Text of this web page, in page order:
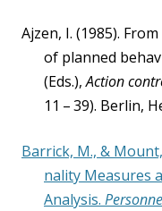
Ajzen, I. (1985).
of plan­ned
(Eds.),Action
11 – 39). Ber­lin,
Bar­rick, M., &
na­li­ty Mea­su­res
Ana­ly­sis.